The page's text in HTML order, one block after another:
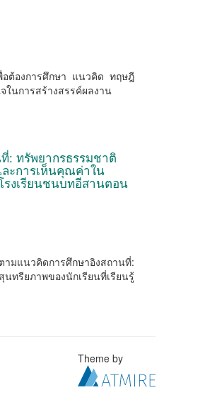
อต้องการศึกษา แนวคิด ทฤษฎี
ในการสร้างสรรค์ผลงาน
: ทรัพยากรธรรมชาติ
ะการเห็นคุณค่าใน
งเรียนชนบทอีสานตอน
แนวคิดการศึกษาอิงสถานที่:
ทรียภาพของนักเรียนที่เรียนรู้
Theme by